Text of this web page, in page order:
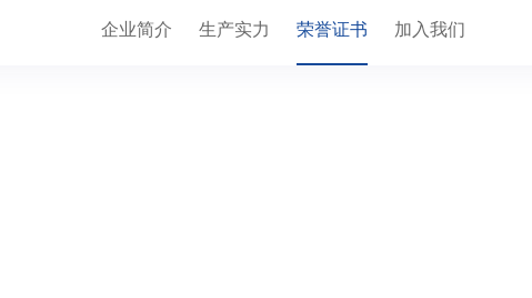
企业简介 生产实力 荣誉证书 加入我们